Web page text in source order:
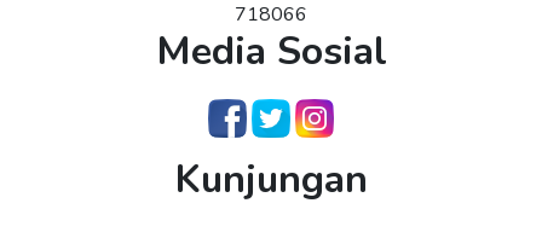
718066
Media Sosial
Kunjungan